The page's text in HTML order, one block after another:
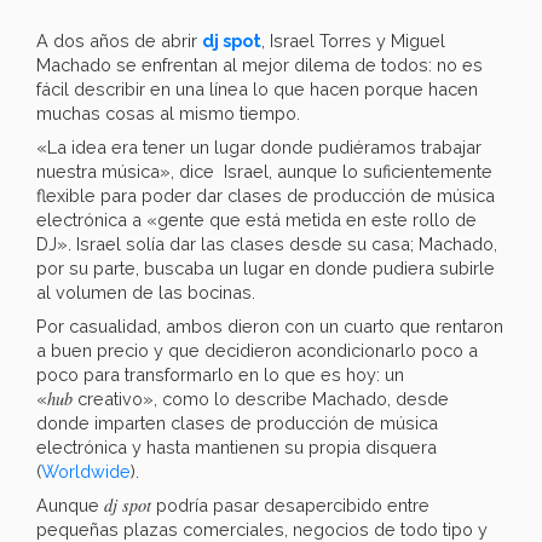
A dos años de abrir dj spot , Israel Torres y Miguel
Machado se enfrentan al mejor dilema de todos: no es
fácil describir en una línea lo que hacen porque hacen
muchas cosas al mismo tiempo.
«La idea era tener un lugar donde pudiéramos trabajar
nuestra música», dice Israel, aunque lo suficientemente
flexible para poder dar clases de producción de música
electrónica a «gente que está metida en este rollo de
DJ». Israel solía dar las clases desde su casa; Machado,
por su parte, buscaba un lugar en donde pudiera subirle
al volumen de las bocinas.
Por casualidad, ambos dieron con un cuarto que rentaron
a buen precio y que decidieron acondicionarlo poco a
poco para transformarlo en lo que es hoy: un
«hub creativo», como lo describe Machado, desde
donde imparten clases de producción de música
electrónica y hasta mantienen su propia disquera
(Worldwide).
Aunque dj spot podría pasar desapercibido entre
pequeñas plazas comerciales, negocios de todo tipo y